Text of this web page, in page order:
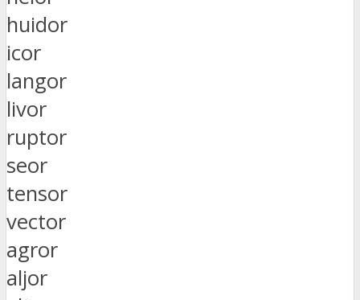
huidor
icor
langor
livor
ruptor
seor
tensor
vector
agror
aljor